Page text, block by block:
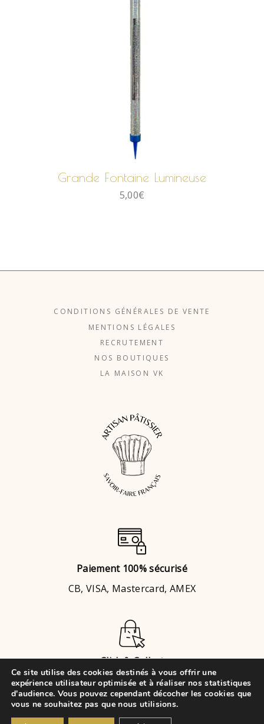
AJOUTER AU PANIER
Grande Fontaine Lumineuse
5,00€
CONDITIONS GÉNÉRALES DE VENTE
MENTIONS LÉGALES
RECRUTEMENT
NOS BOUTIQUES
LA MAISON VK
Paiement 100% sécurisé
CB, VISA, Mastercard, AMEX
Click & Collect
BrignaisouChaponost
Ce site utilise des cookies destinés à vous offrir une
expérience utilisateur optimisée et à réaliser nos statistiques
d'audience. Vous pouvez cependant décocher les cookies que
vous ne souhaitez pas que nous utilisions.